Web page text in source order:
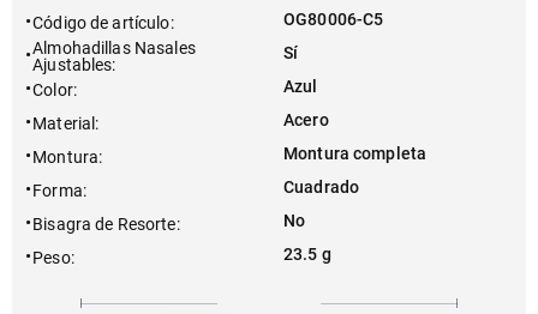
Código de artículo:
OG80006-C5
Almohadillas Nasales
Ajustables:
Sí
Color:
Azul
Material :
Acero
Montura:
Montura completa
Forma:
Cuadrado
Bisagra de Resorte:
No
Peso: 23.5 g